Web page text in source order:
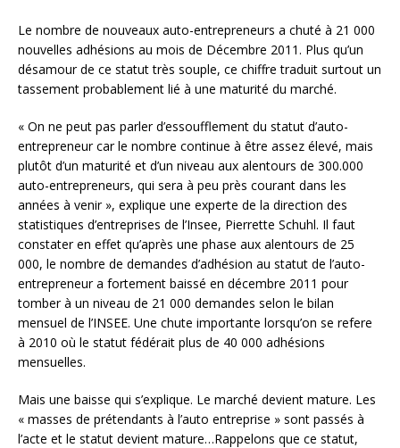
Le nombre de nouveaux auto-entrepreneurs a chuté à 21 000
nouvelles adhésions au mois de Décembre 2011. Plus qu’un
désamour de ce statut très souple, ce chiffre traduit surtout un
tassement probablement lié à une maturité du marché.
« On ne peut pas parler d’essoufflement du statut d’auto-
entrepreneur car le nombre continue à être assez élevé, mais
plutôt d’un maturité et d’un niveau aux alentours de 300.000
auto-entrepreneurs, qui sera à peu près courant dans les
années à venir », explique une experte de la direction des
statistiques d’entreprises de l’Insee, Pierrette Schuhl. Il faut
constater en effet qu’après une phase aux alentours de 25
000, le nombre de demandes d’adhésion au statut de l’auto-
entrepreneur a fortement baissé en décembre 2011 pour
tomber à un niveau de 21 000 demandes selon le bilan
mensuel de l’INSEE. Une chute importante lorsqu’on se refere
à 2010 où le statut fédérait plus de 40 000 adhésions
mensuelles.
Mais une baisse qui s’explique. Le marché devient mature. Les
« masses de prétendants à l’auto entreprise » sont passés à
l’acte et le statut devient mature…Rappelons que ce statut,